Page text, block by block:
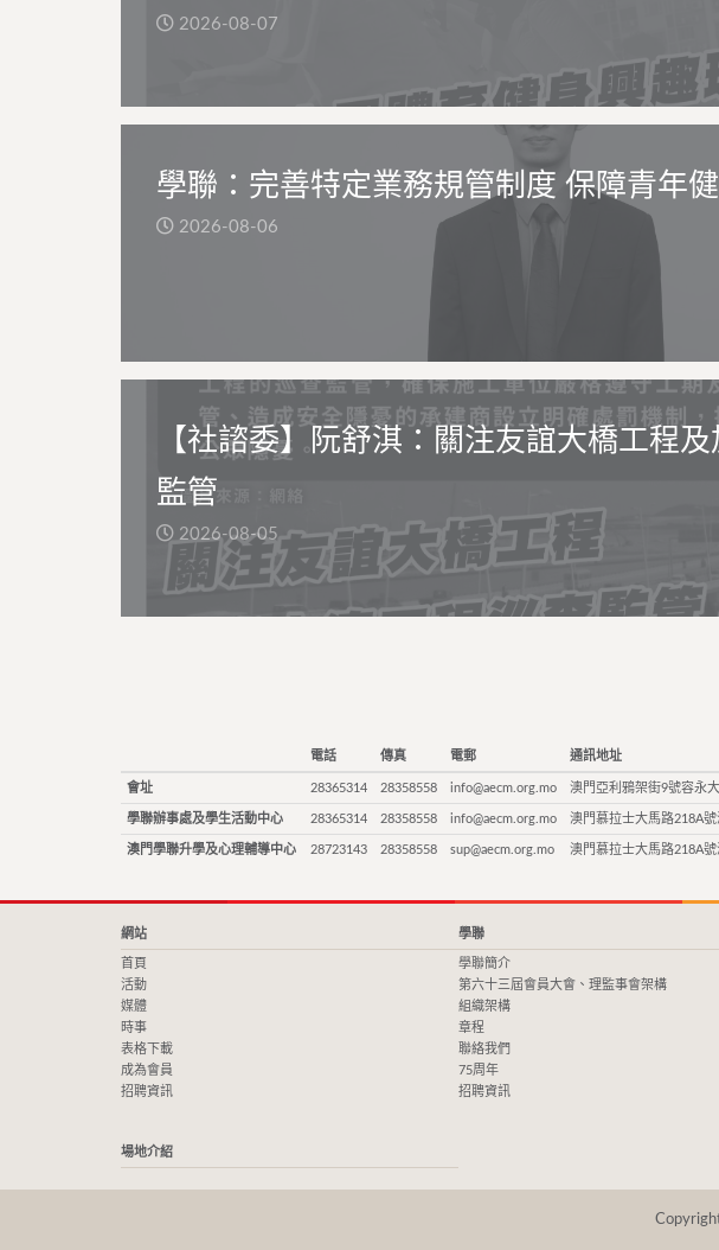
2026-08-07
學聯：完善特定業務規管制度 保障青年
2026-08-06
【社諮委】阮舒淇：關注友誼大橋工程
監管
2026-08-05
電話 傳真 電郵 通訊地址
會址 28365314 28358558 info@aecm.org.mo 澳門亞利鴉架街9號容永
學聯辦事處及學生活動中心 28365314 28358558 info@aecm.org.mo 澳門慕拉士大馬路218A
澳門學聯升學及心理輔導中心 28723143 28358558 sup@aecm.org.mo 澳門慕拉士大馬路218A
網站
首頁
活動
媒體
時事
表格下載
成為會員
招聘資訊
學聯
學聯簡介
第六十三屆會員大會、理監事會架構
組織架構
章程
聯絡我們
75周年
招聘資訊
場地介紹